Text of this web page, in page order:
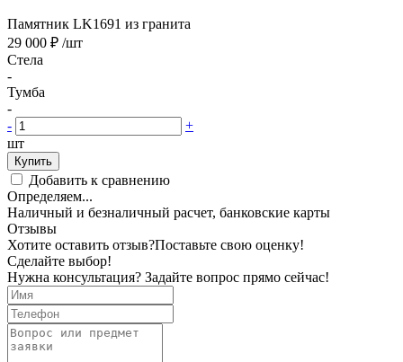
Памятник LK1691 из гранита
29 000 ₽ /шт
Стела
-
Тумба
-
-
+
шт
Купить
Добавить к сравнению
Определяем...
Наличный и безналичный расчет, банковские карты
Отзывы
Хотите оставить отзыв?Поставьте свою оценку!
Сделайте выбор!
Нужна консультация? Задайте вопрос прямо сейчас!